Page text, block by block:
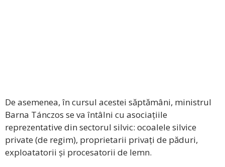
De asemenea, în cursul acestei săptămâni, ministrul
Barna Tánczos se va întâlni cu asociațiile
reprezentative din sectorul silvic: ocoalele silvice
private (de regim), proprietarii privați de păduri,
exploatatorii și procesatorii de lemn.